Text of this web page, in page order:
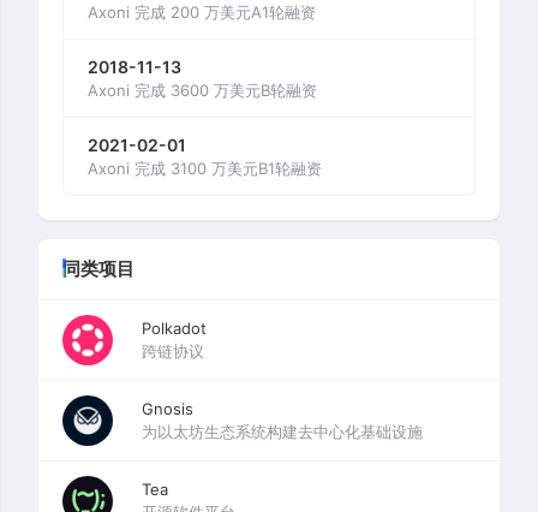
Axoni 完成 200 万美元A1轮融资
2018-11-13
Axoni 完成 3600 万美元B轮融资
2021-02-01
Axoni 完成 3100 万美元B1轮融资
同类项目
Polkadot
跨链协议
Gnosis
为以太坊生态系统构建去中心化基础设施
Tea